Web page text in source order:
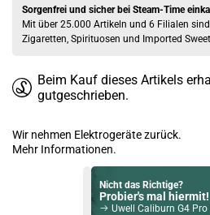
Sorgenfrei und sicher bei Steam-Time
Mit über 25.000 Artikeln und 6 Filialen
Zigaretten, Spirituosen und Imported
Beim Kauf dieses Artikels
gutgeschrieben.
Wir nehmen Elektrogeräte zurück.
Mehr Informationen.
Nicht das Richtige?
Probier's mal hiermit!
Uwell Caliburn G4 Pro